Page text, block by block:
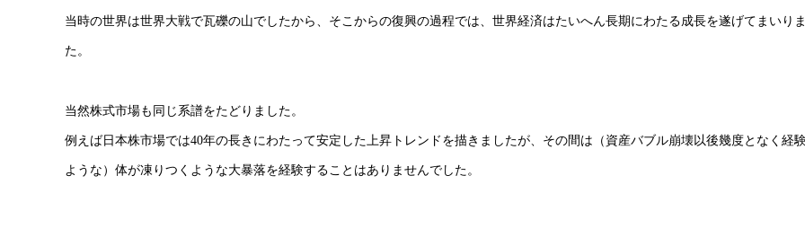
当時の世界は世界大戦で瓦礫の山でしたから、そこからの復興の過程では、世界経済はたいへん長期にわたる成長を遂げてまいり
た。
当然株式市場も同じ系譜をたどりました。
例えば日本株市場では40年の長きにわたって安定した上昇トレンドを描きましたが、その間は（資産バブル崩壊以後幾度となく経
ような）体が凍りつくような大暴落を経験することはありませんでした。